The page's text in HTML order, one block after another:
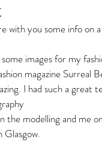
with you some info
images for my
magazine Surreal
I had such a great
the modelling and me